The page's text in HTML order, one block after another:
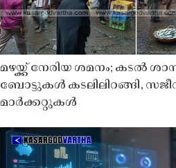
മഴയ്ക്ക് നേരിയ ശമനം; കടൽ
ബോട്ടുകൾ കടലിലിറങ്ങി,
മാർക്കറ്റുകൾ